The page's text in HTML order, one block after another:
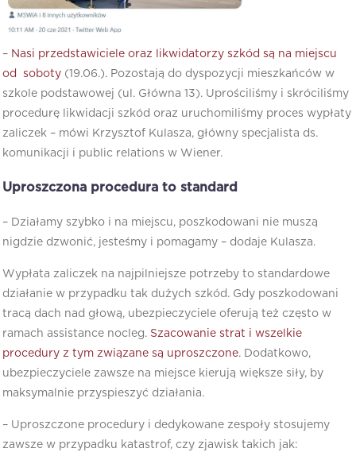
– Nasi przedstawiciele oraz likwidatorzy szkód są na miejscu
od soboty (19.06.). Pozostają do dyspozycji mieszkańców w
szkole podstawowej (ul. Główna 13). Uprościliśmy i skróciliśmy
procedurę likwidacji szkód oraz uruchomiliśmy proces wypłaty
zaliczek – mówi Krzysztof Kulasza, główny specjalista ds.
komunikacji i public relations w Wiener.
Uproszczona procedura to standard
– Działamy szybko i na miejscu, poszkodowani nie muszą
nigdzie dzwonić, jesteśmy i pomagamy – dodaje Kulasza.
Wypłata zaliczek na najpilniejsze potrzeby to standardowe
działanie w przypadku tak dużych szkód. Gdy poszkodowani
tracą dach nad głową, ubezpieczyciele oferują też często w
ramach assistance nocleg. Szacowanie strat i wszelkie
procedury z tym związane są uproszczone. Dodatkowo,
ubezpieczyciele zawsze na miejsce kierują większe siły, by
maksymalnie przyspieszyć działania.
– Uproszczone procedury i dedykowane zespoły stosujemy
zawsze w przypadku katastrof, czy zjawisk takich jak: